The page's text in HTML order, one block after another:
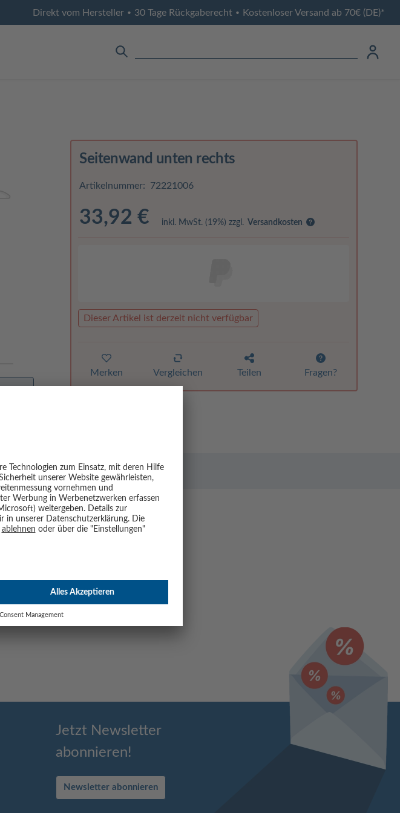
Direkt vom Hersteller • 30 Tage Rückgaberecht • Kostenloser Versand ab 70€ (DE)*
Seitenwand unten rechts
Artikelnummer: 72221006
33,92 € inkl. MwSt. (19%) zzgl. Versandkosten
Dieser Artikel ist derzeit nicht verfügbar
Merken Vergleichen Teilen Fragen?
Jetzt Newsletter
abonnieren!
Newsletter abonnieren